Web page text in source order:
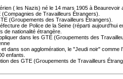
( les Nazis) né le 14 mars 1905 à Beaurevoir
de Travailleurs Étrangers).
(Groupements des Travailleurs Étrangers).
de Police de la Seine (réparti aujourd'hui
de nationalité étrangère.
dans les GTE (Groupements des
et dans son agglomération, le "Jeudi noir"
enfants.
des GTE (Groupements de Travailleurs